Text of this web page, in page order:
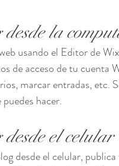
la
usando el Editor de
de acceso de tu cuenta
marcar entradas, etc.
hacer.
el celular
desde el celular,